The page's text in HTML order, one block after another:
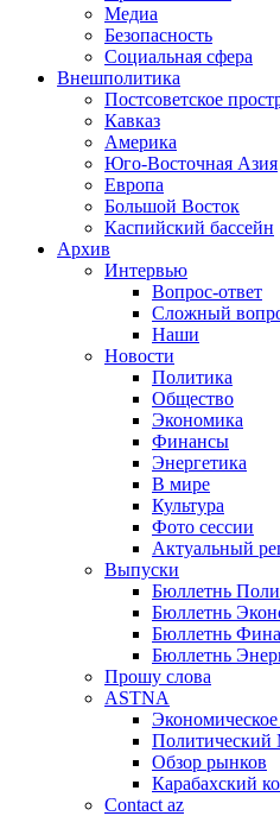
Медиа
Безопасность
Социальная сфера
Внешполитика
Постсоветское
Кавказ
Америка
Юго-Восточная Азия
Европа
Большой Восток
Каспийский бассейн
Архив
Интервью
Вопрос-ответ
Сложный
Наши
Новости
Политика
Общество
Экономика
Финансы
Энергетика
В мире
Культура
Фото сессии
Актуальный
Выпуски
Бюллетнь
Бюллетнь
Бюллетнь
Бюллетнь
Прошу слова
ASTNA
Политический
Обзор рынков
Карабахский
Contact az